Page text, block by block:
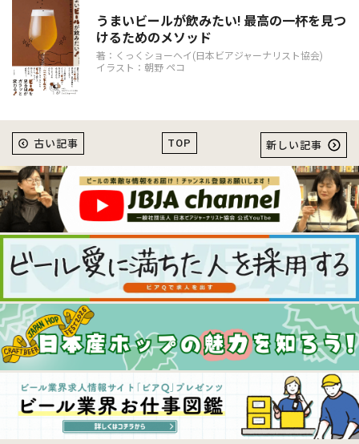
うまいビールが飲みたい! 最高の一杯を見つ
けるためのメソッド
著：くっくショーヘイ(日本ビアジャーナリスト協会)
イラスト：朝野 ペコ
TOP
古い記事 新しい記事